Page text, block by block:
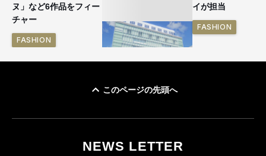
ヌ」など6作品をフィー
チャー
FASHION
FASHION
イが担当
FASHION
このページの先頭へ
NEWS LETTER